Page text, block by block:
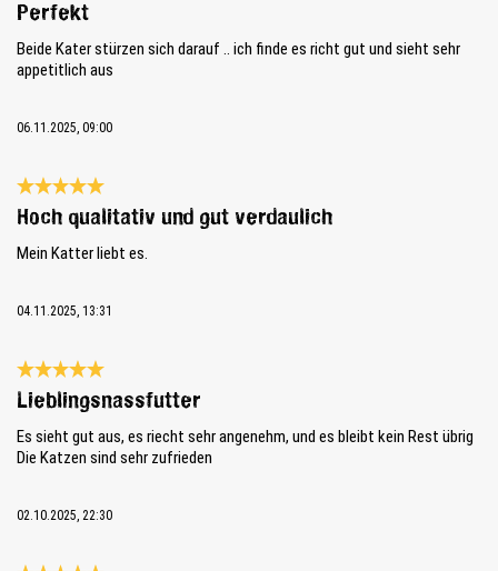
Perfekt
Beide Kater stürzen sich darauf .. ich finde es richt gut und sieht sehr
appetitlich aus
06.11.2025, 09:00
Bewertung mit 5 von 5 Sternen
Hoch qualitativ und gut verdaulich
Mein Katter liebt es.
04.11.2025, 13:31
Bewertung mit 5 von 5 Sternen
Lieblingsnassfutter
Es sieht gut aus, es riecht sehr angenehm, und es bleibt kein Rest übrig
Die Katzen sind sehr zufrieden
02.10.2025, 22:30